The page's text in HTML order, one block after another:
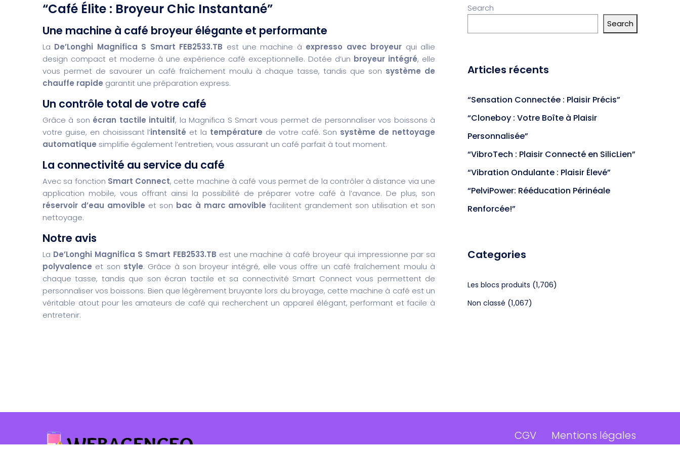
“Café Élite : Broyeur Chic Instantané”
Une machine à café broyeur élégante et performante
La De’Longhi Magnifica S Smart FEB2533.TB est une machine à expresso avec broyeur qui allie
design compact et moderne à une expérience café exceptionnelle. Dotée d’un broyeur intégré, elle
vous permet de savourer un café fraîchement moulu à chaque tasse, tandis que son système de
chauffe rapide garantit une préparation express.
Un contrôle total de votre café
Grâce à son écran tactile intuitif, la Magnifica S Smart vous permet de personnaliser vos boissons à
votre guise, en choisissant l’intensité et la température de votre café. Son système de nettoyage
automatique simplifie également l’entretien, vous assurant un café parfait à tout moment.
La connectivité au service du café
Avec sa fonction Smart Connect, cette machine à café vous permet de la contrôler à distance via une
application mobile, vous offrant ainsi la possibilité de préparer votre café à l’avance. De plus, son
réservoir d’eau amovible et son bac à marc amovible facilitent grandement son utilisation et son
nettoyage.
Notre avis
La De’Longhi Magnifica S Smart FEB2533.TB est une machine à café broyeur qui impressionne par sa
polyvalence et son style. Grâce à son broyeur intégré, elle vous offre un café fraîchement moulu à
chaque tasse, tandis que son écran tactile et sa connectivité Smart Connect vous permettent de
personnaliser vos boissons. Bien que légèrement bruyante lors du broyage, cette machine à café est un
véritable atout pour les amateurs de café qui recherchent un appareil élégant, performant et facile à
entretenir.
Search
Search
Articles récents
“Sensation Connectée : Plaisir Précis”
“Cloneboy : Votre Boîte à Plaisir
Personnalisée”
“VibroTech : Plaisir Connecté en SilicLien”
“Vibration Ondulante : Plaisir Élevé”
“PelviPower: Rééducation Périnéale
Renforcée!”
Categories
Les blocs produits (1,706)
Non classé (1,067)
CGV Mentions légales